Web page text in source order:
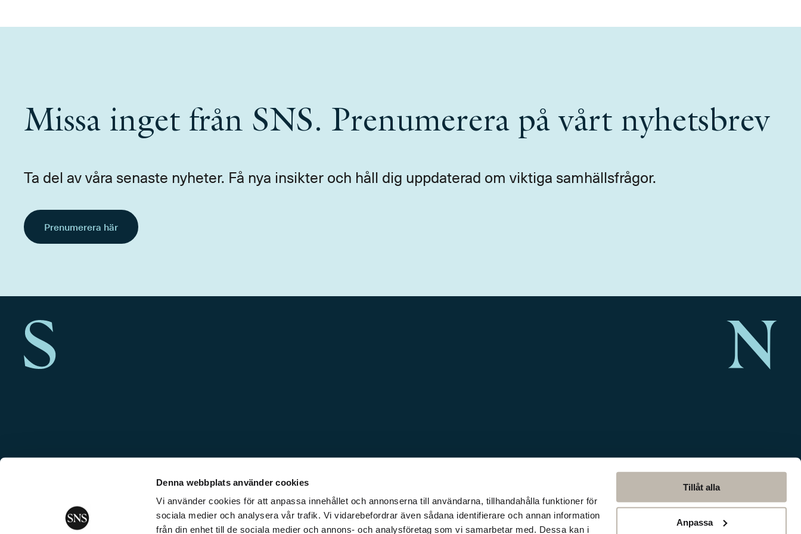
Denna webbplats använder cookies
Vi använder cookies för att anpassa innehållet och annonserna till användarna, tillhandahålla funktioner för
sociala medier och analysera vår trafik. Vi vidarebefordrar även sådana identifierare och annan information
från din enhet till de sociala medier och annons- och analysföretag som vi samarbetar med. Dessa kan i
Tillåt alla
Anpassa
Missa inget från SNS. Prenumerera på vårt nyhetsbrev
Ta del av våra senaste nyheter. Få nya insikter och håll dig uppdaterad om viktiga samhällsfrågor.
Prenumerera här